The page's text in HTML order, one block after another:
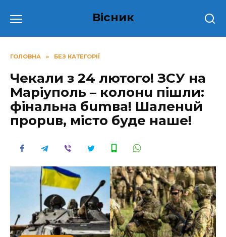
до
Вісник
ГОЛОВНА » БЕЗ КАТЕГОРІЇ
Чекали з 24 лютого! ЗСУ на
Маріуполь – колонu пішли:
фінальна бumва! Шаленuй
прopuв, місто буде наше!